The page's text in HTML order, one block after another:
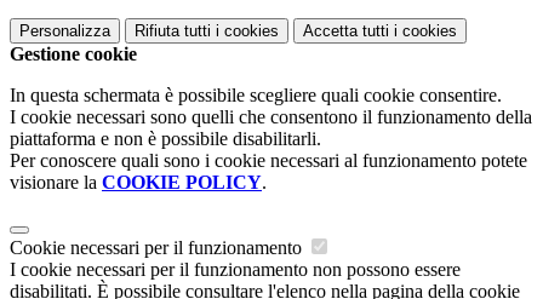
Personalizza Rifiuta tutti i cookies Accetta tutti i cookies
Gestione cookie
In questa schermata è possibile scegliere quali cookie consentire.
I cookie necessari sono quelli che consentono il funzionamento della
piattaforma e non è possibile disabilitarli.
Per conoscere quali sono i cookie necessari al funzionamento potete
visionare la COOKIE POLICY.
Cookie necessari per il funzionamento
I cookie necessari per il funzionamento non possono essere
disabilitati. È possibile consultare l'elenco nella pagina della cookie